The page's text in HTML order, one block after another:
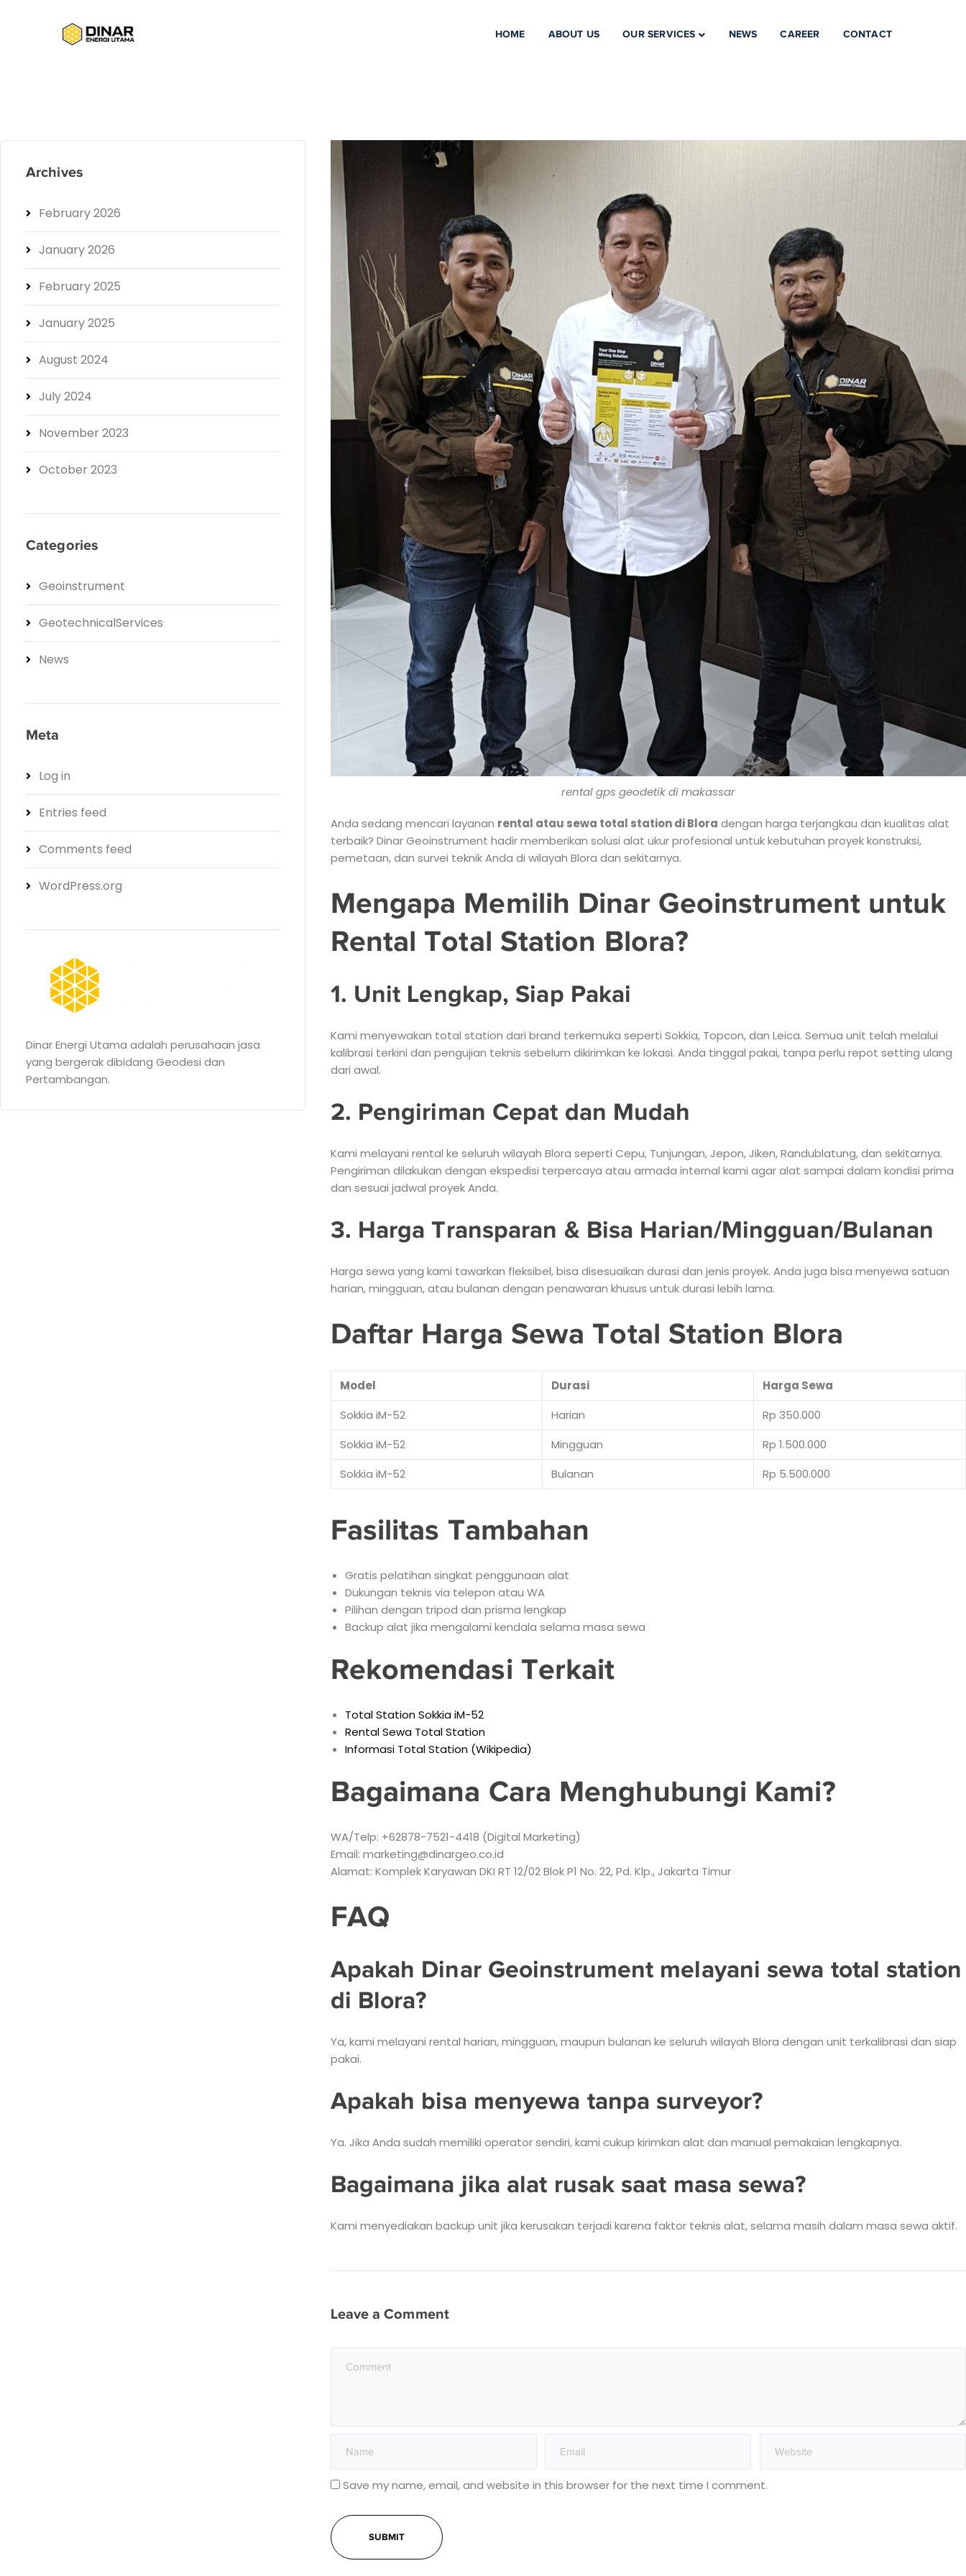
HOME ABOUT US OUR SERVICES NEWS CAREER CONTACT
rental gps geodetik di makassar
Anda sedang mencari layanan rental atau sewa total station di Blora dengan harga terjangkau dan kualitas alat
terbaik? Dinar Geoinstrument hadir memberikan solusi alat ukur profesional untuk kebutuhan proyek konstruksi,
pemetaan, dan survei teknik Anda di wilayah Blora dan sekitarnya.
Mengapa Memilih Dinar Geoinstrument untuk
Rental Total Station Blora?
1. Unit Lengkap, Siap Pakai
Kami menyewakan total station dari brand terkemuka seperti Sokkia, Topcon, dan Leica. Semua unit telah melalui
kalibrasi terkini dan pengujian teknis sebelum dikirimkan ke lokasi. Anda tinggal pakai, tanpa perlu repot setting ulang
dari awal.
2. Pengiriman Cepat dan Mudah
Kami melayani rental ke seluruh wilayah Blora seperti Cepu, Tunjungan, Jepon, Jiken, Randublatung, dan sekitarnya.
Pengiriman dilakukan dengan ekspedisi terpercaya atau armada internal kami agar alat sampai dalam kondisi prima
dan sesuai jadwal proyek Anda.
3. Harga Transparan & Bisa Harian/Mingguan/Bulanan
Harga sewa yang kami tawarkan fleksibel, bisa disesuaikan durasi dan jenis proyek. Anda juga bisa menyewa satuan
harian, mingguan, atau bulanan dengan penawaran khusus untuk durasi lebih lama.
Daftar Harga Sewa Total Station Blora
Model Durasi
Harga Sewa
Sokkia iM-52
Harian
Rp 350.000
Sokkia iM-52
Mingguan
Rp 1.500.000
Sokkia iM-52
Bulanan Rp 5.500.000
Fasilitas Tambahan
Gratis pelatihan singkat penggunaan alat
Dukungan teknis via telepon atau WA
Pilihan dengan tripod dan prisma lengkap
Backup alat jika mengalami kendala selama masa sewa
Rekomendasi Terkait
Total Station Sokkia iM-52
Rental Sewa Total Station
Informasi Total Station (Wikipedia)
Bagaimana Cara Menghubungi Kami?
WA/Telp: +62878-7521-4418 (Digital Marketing)
Email: marketing@dinargeo.co.id
Alamat: Komplek Karyawan DKI RT 12/02 Blok P1 No. 22, Pd. Klp., Jakarta Timur
FAQ
Apakah Dinar Geoinstrument melayani sewa total station
di Blora?
Ya, kami melayani rental harian, mingguan, maupun bulanan ke seluruh wilayah Blora dengan unit terkalibrasi dan siap
pakai.
Apakah bisa menyewa tanpa surveyor?
Ya. Jika Anda sudah memiliki operator sendiri, kami cukup kirimkan alat dan manual pemakaian lengkapnya.
Bagaimana jika alat rusak saat masa sewa?
Kami menyediakan backup unit jika kerusakan terjadi karena faktor teknis alat, selama masih dalam masa sewa aktif.
Leave a Comment
Save my name, email, and website in this browser for the next time I comment.
Archives
February 2026
January 2026
February 2025
January 2025
August 2024
July 2024
November 2023
October 2023
Categories
Geoinstrument
GeotechnicalServices
News
Meta
Log in
Entries feed
Comments feed
WordPress.org
Dinar Energi Utama adalah perusahaan jasa
yang bergerak dibidang Geodesi dan
Pertambangan.